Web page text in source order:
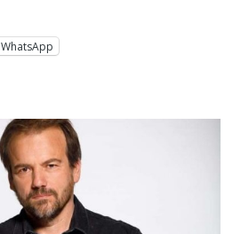
WhatsApp